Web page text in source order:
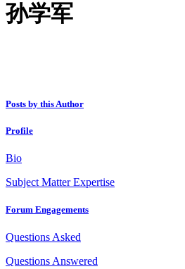
孙学军
Posts by this Author
Profile
Bio
Subject Matter Expertise
Forum Engagements
Questions Asked
Questions Answered